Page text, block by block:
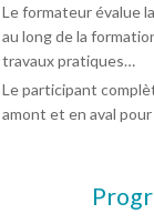
Le formateur évalue
au long de la
travaux pratiques…
Le participant
amont et en aval